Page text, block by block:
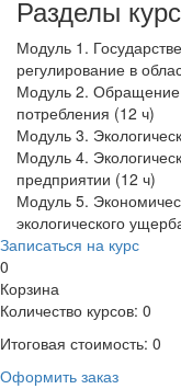
Разделы
Модуль 1.
регулирование в
Модуль 2. Обращение
потребления (12 ч)
Модуль 3.
Модуль 4.
предприятии (12 ч)
Модуль 5.
экологического
Записаться на курс
0
Корзина
Количество курсов: 0
Итоговая стоимость: 0
Оформить заказ